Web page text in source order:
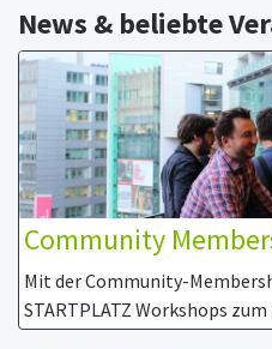
News & beliebte
Community
Mit der Community-
STARTPLATZ Workshops